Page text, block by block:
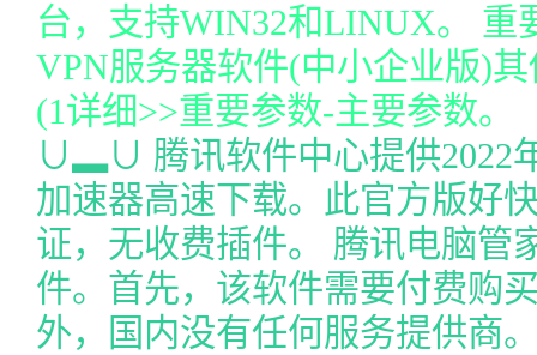
台，支持WIN32和LINUX。 重
VPN服务器软件(中小企业版)
(1详细>>重要参数-主要参数。
∪▂∪ 腾讯软件中心提供2022
加速器高速下载。此官方版好
证，无收费插件。 腾讯电脑管
件。首先，该软件需要付费购
外，国内没有任何服务提供商